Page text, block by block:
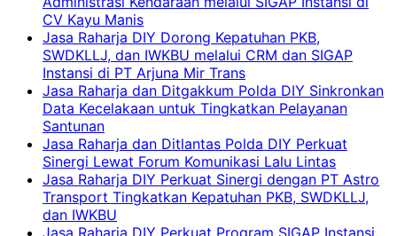
CV Kayu Manis
Jasa Raharja DIY Dorong Kepatuhan PKB,
SWDKLLJ, dan IWKBU melalui CRM dan SIGAP
Instansi di PT Arjuna Mir Trans
Jasa Raharja dan Ditgakkum Polda DIY Sinkronkan
Data Kecelakaan untuk Tingkatkan Pelayanan
Santunan
Jasa Raharja dan Ditlantas Polda DIY Perkuat
Sinergi Lewat Forum Komunikasi Lalu Lintas
Jasa Raharja DIY Perkuat Sinergi dengan PT Astro
Transport Tingkatkan Kepatuhan PKB, SWDKLLJ,
dan IWKBU
Jasa Raharja DIY Perkuat Program SIGAP Instansi